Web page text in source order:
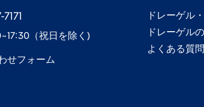
（祝日を除く)
せフォーム
ドレーゲル​
ドレーゲル​
よくある質問